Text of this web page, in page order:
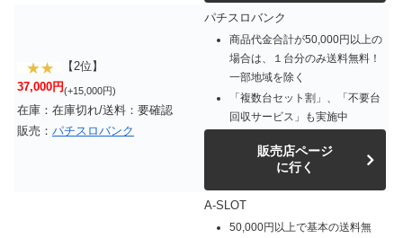
【2位】
37,000円(+15,000円)
在庫：在庫切れ/送料：要確認
販売： パチスロバンク
パチスロバンク
商品代金合計が50,000円以上の
場合は、１台分のみ送料無料！
一部地域を除く
「複数台セット割」、「不要台
回収サービス」も実施中
販売店ページ
に行く
A-SLOT
50,000円以上で基本の送料無